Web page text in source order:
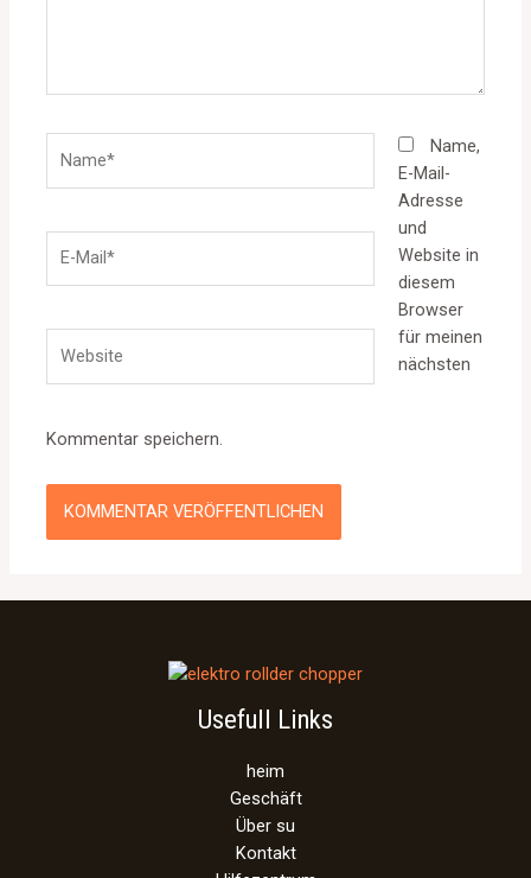
Mail*
Name,
E-Mail-
Adresse
und
Website in
diesem
Browser
für meinen
nächsten
Kommentar speichern.
Usefull Links
heim
Geschäft
Über su
Kontakt